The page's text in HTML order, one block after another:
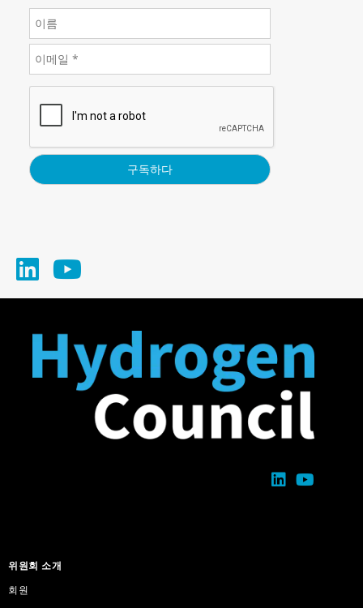
위원회 소개
회원